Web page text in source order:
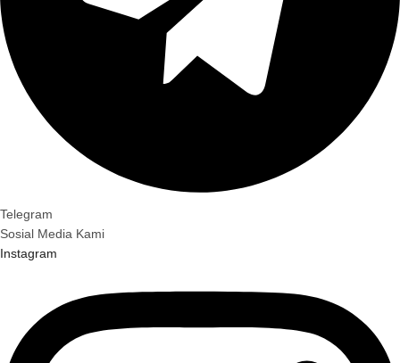
Telegram
Sosial Media Kami
Instagram